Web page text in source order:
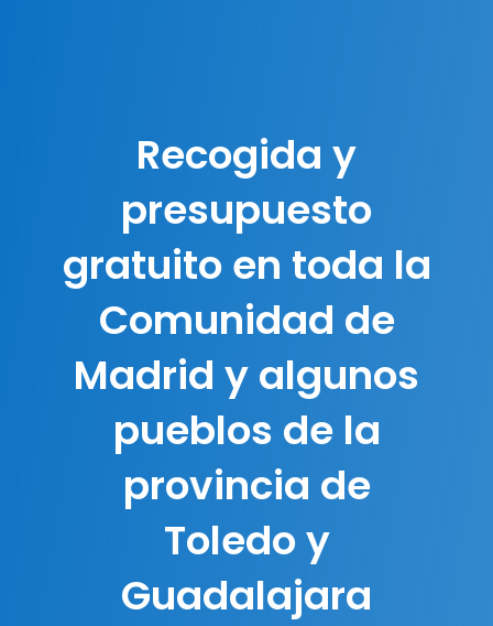
Recogida y
presupuesto
gratuito en toda la
Comunidad de
Madrid y algunos
pueblos de la
provincia de
Toledo y
Guadalajara